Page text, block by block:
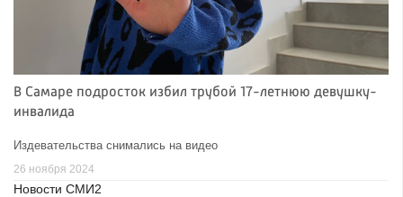
В Самаре подросток избил трубой 17-летнюю девушку-
инвалида
Издевательства снимались на видео
26 ноября 2024
Новости СМИ2